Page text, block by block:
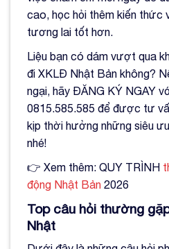
cao, học hỏi thêm kiến thức
tương lai tốt hơn.
Liệu bạn có dám vượt qua
đi XKLĐ Nhật Bản không?
ngại, hãy ĐĂNG KÝ NGAY
0815.585.585 để được tư
kịp thời hưởng những siêu
nhé!
👉 Xem thêm: QUY TRÌNH
động Nhật Bản 2026
Top câu hỏi thường
Nhật